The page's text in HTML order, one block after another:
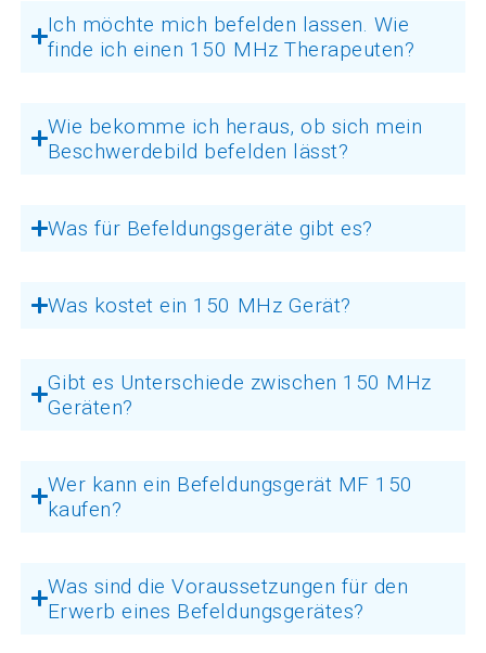
Ich möchte mich befelden lassen. Wie
finde ich einen 150 MHz Therapeuten?
Wie bekomme ich heraus, ob sich mein
Beschwerdebild befelden lässt?
Was für Befeldungsgeräte gibt es?
Was kostet ein 150 MHz Gerät?
Gibt es Unterschiede zwischen 150 MHz
Geräten?
Wer kann ein Befeldungsgerät MF 150
kaufen?
Was sind die Voraussetzungen für den
Erwerb eines Befeldungsgerätes?